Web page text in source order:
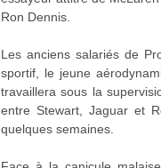
Ron Dennis.
Les anciens salariés de
sportif, le jeune
travaillera sous la
entre Stewart, Jaguar et
quelques semaines.